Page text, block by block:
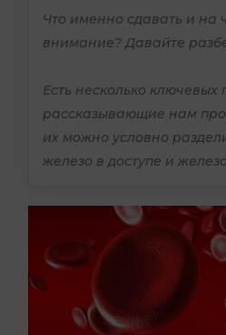
Что именно сдавать и на
внимание? Давайте
Есть несколько ключевых
рассказывающие нам про
их можно условно
железо в доступе и